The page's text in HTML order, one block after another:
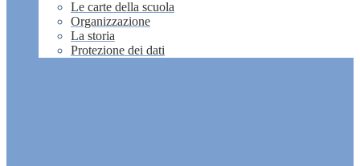
Le carte della scuola
Organizzazione
La storia
Protezione dei dati